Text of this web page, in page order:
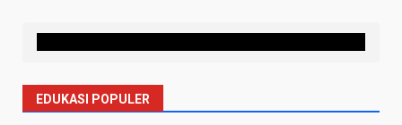
EDUKASI POPULER